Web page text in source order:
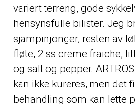
variert terreng, gode
hensynsfulle bilister. Jeg
sjampinjonger, resten av
fløte, 2 ss creme fraiche,
og salt og pepper.
kan ikke kureres, men det
behandling som kan lette